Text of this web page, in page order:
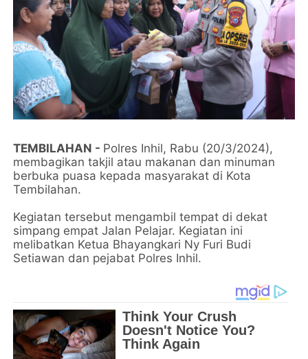
TEMBILAHAN - Polres Inhil, Rabu (20/3/2024),
membagikan takjil atau makanan dan minuman
berbuka puasa kepada masyarakat di Kota
Tembilahan.
Kegiatan tersebut mengambil tempat di dekat
simpang empat Jalan Pelajar. Kegiatan ini
melibatkan Ketua Bhayangkari Ny Furi Budi
Setiawan dan pejabat Polres Inhil.